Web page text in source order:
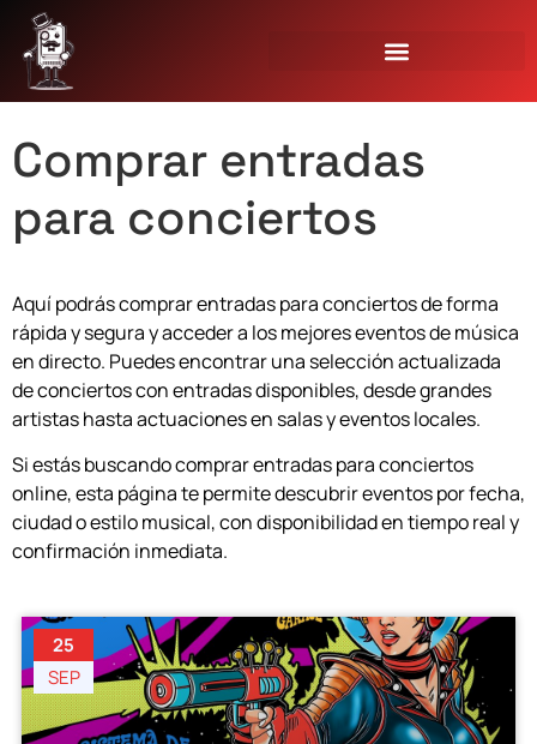
Comprar entradas
para conciertos
Aquí podrás comprar entradas para conciertos de forma
rápida y segura y acceder a los mejores eventos de música
en directo. Puedes encontrar una selección actualizada
de conciertos con entradas disponibles, desde grandes
artistas hasta actuaciones en salas y eventos locales.
Si estás buscando comprar entradas para conciertos
online, esta página te permite descubrir eventos por fecha,
ciudad o estilo musical, con disponibilidad en tiempo real y
confirmación inmediata.
25
SEP